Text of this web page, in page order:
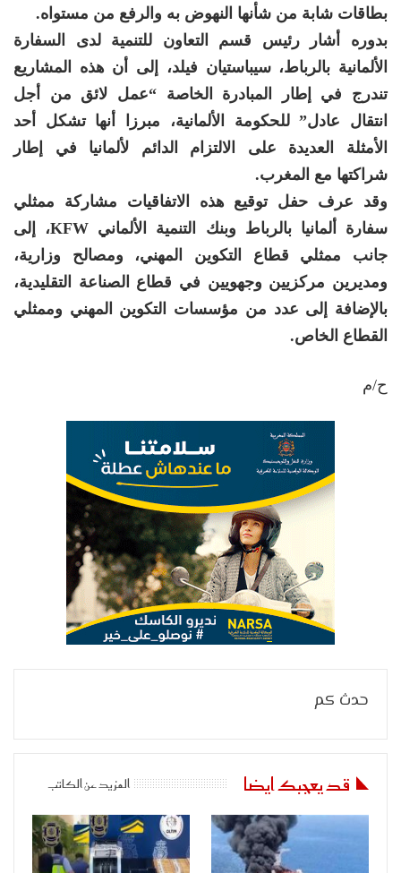
بطاقات شابة من شأنها النهوض به والرفع من مستواه.
بدوره أشار رئيس قسم التعاون للتنمية لدى السفارة
الألمانية بالرباط، سيباستيان فيلد، إلى أن هذه المشاريع
تندرج في إطار المبادرة الخاصة “عمل لائق من أجل
انتقال عادل” للحكومة الألمانية، مبرزا أنها تشكل أحد
الأمثلة العديدة على الالتزام الدائم لألمانيا في إطار
شراكتها مع المغرب.
وقد عرف حفل توقيع هذه الاتفاقيات مشاركة ممثلي
سفارة ألمانيا بالرباط وبنك التنمية الألماني KFW، إلى
جانب ممثلي قطاع التكوين المهني، ومصالح وزارية،
ومديرين مركزيين وجهويين في قطاع الصناعة التقليدية،
بالإضافة إلى عدد من مؤسسات التكوين المهني وممثلي
القطاع الخاص.
ح/م
حدث كم
قد يعجبك ايضا المزيد عن الكاتب